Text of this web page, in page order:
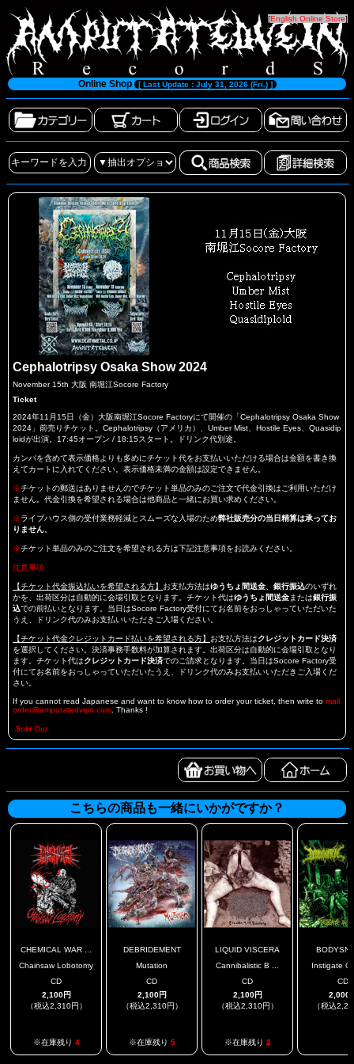
[English Online Store]
Online Shop [ Last Update : July 31, 2026 (Fri.) ]
Cephalotripsy Osaka Show 2024
November 15th 大阪 南堀江Socore Factory
Ticket
2024年11月15日（金）大阪南堀江Socore Factoryにて開催の「Cephalotripsy Osaka Show
2024」前売りチケット。Cephalotripsy（アメリカ）、Umber Mist、Hostile Eyes、Quasidip
loidが出演。17:45オープン / 18:15スタート。ドリンク代別途。
カンパを含めて表示価格よりも多めにチケット代をお支払いいただける場合は金額を書き換
えてカートに入れてください。表示価格未満の金額は設定できません。
※チケットの郵送はありませんのでチケット単品のみのご注文で代金引換はご利用いただけ
ません。代金引換を希望される場合は他商品と一緒にお買い求めください。
※ライブハウス側の受付業務軽減とスムーズな入場のため弊社販売分の当日精算は承ってお
りません
※チケット単品のみのご注文を希望される方は下記注意事項をお読みください。
注意事項
【チケット代金振込払いを希望される方】 お支払方法はゆうちょ間送金 銀行振込のいずれ
かを、出荷区分は自動的に会場引取となります。チケット代はゆうちょ間送金または銀行振
込での前払いとなります。当日はSocore Factory受付にてお名前をおっしゃっていただいた
うえ、ドリンク代のみお支払いいただきご入場ください。
【チケット代金クレジットカード払いを希望される方】 お支払方法はクレジットカード決済
を選択してください。決済事務手数料が加算されます。出荷区分は自動的に会場引取となり
ます。チケット代はクレジットカード決済でのご請求となります。当日はSocore Factory受
付にてお名前をおっしゃっていただいたうえ、ドリンク代のみお支払いいただきご入場くだ
さい。
If you cannot read Japanese and want to know how to order your ticket, then write to mail
order@amputatedvein.com . Thanks !
Sold Out
こちらの商品も一緒にいかがですか？
CHEMICAL WAR ...
Chainsaw Lobotomy
CD
2,100円
（税込2,310円）
※在庫残り 4
DEBRIDEMENT
Mutation
CD
2,100円
（税込2,310円）
※在庫残り 5
LIQUID VISCERA
Cannibalistic B ...
CD
2,100円
（税込2,310円）
※在庫残り 2
Instigate
CD
2,000
（税込